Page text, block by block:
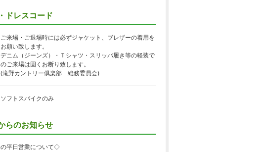
ドレスコード
ご来場・ご退場時には必ずジャケット、ブレザーの着用を
お願い致します。
デニム（ジーンズ）・Ｔシャツ・スリッパ履き等の軽装で
のご来場は固くお断り致します。
(滝野カントリー倶楽部 総務委員会)
ソフトスパイクのみ
らのお知らせ
平日営業について◇